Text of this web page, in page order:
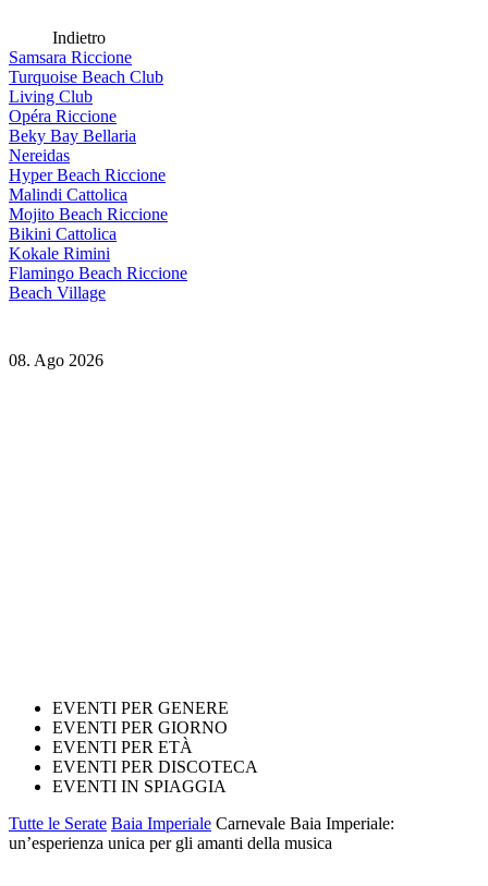
Indietro
Samsara Riccione
Turquoise Beach Club
Living Club
Opéra Riccione
Beky Bay Bellaria
Nereidas
Hyper Beach Riccione
Malindi Cattolica
Mojito Beach Riccione
Bikini Cattolica
Kokale Rimini
Flamingo Beach Riccione
Beach Village
08. Ago 2026
EVENTI PER GENERE
EVENTI PER GIORNO
EVENTI PER ETÀ
EVENTI PER DISCOTECA
EVENTI IN SPIAGGIA
Tutte le Serate Baia Imperiale Carnevale Baia Imperiale:
un’esperienza unica per gli amanti della musica